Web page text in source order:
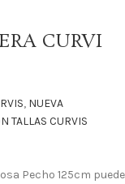
CURVI
, NUEVA
TALLAS CURVIS
Pecho 125cm puede